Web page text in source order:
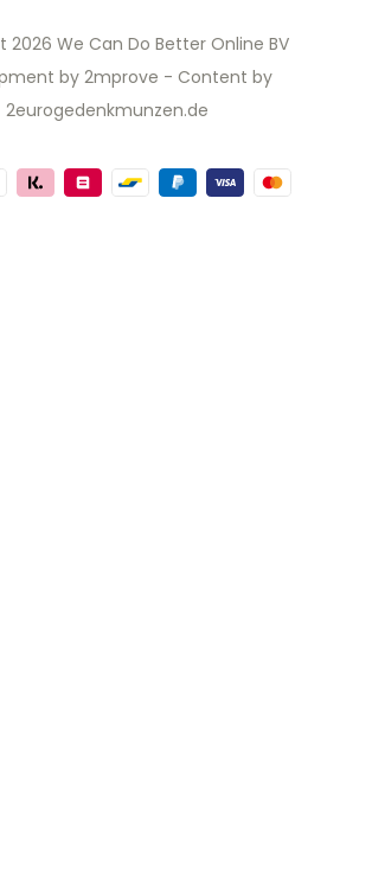
2026 We Can Do Better Online BV
by2mprove - Content by
2eurogedenkmunzen.de